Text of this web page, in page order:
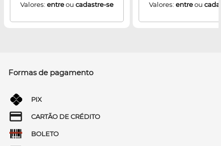
Valores: entreou cadastre-se Valores: entreou
Formas de pagamento
PIX
CARTÃO DE CRÉDITO
BOLETO